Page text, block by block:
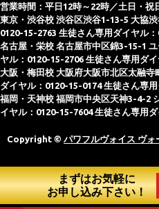
まずはお気軽に
お申し込み下さい！
営業時間：平日12時～22時／土日・祝
東京・渋谷校 渋谷区渋谷1-13-5 大協
0120-15-2763 生徒さん専用ダイヤル
名古屋・栄校 名古屋市中区錦3-15-1
ヤル：0120-15-2706 生徒さん専用ダ
大阪・梅田校 大阪府大阪市北区太融
ダイヤル：0120-15-0174 生徒さん専
福岡・天神校 福岡市中央区天神3-4-2
イヤル：0120-15-7604 生徒さん専用
Copyright © パワフルヴォイス ヴォ